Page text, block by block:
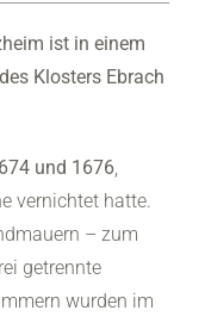
ist in einem
Klosters Ebrach
und 1676,
vernichtet hatte.
– zum
getrennte
wurden im